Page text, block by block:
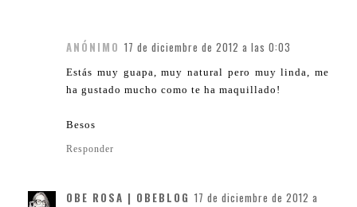
ANÓNIMO 17 de diciembre de 2012 a las 0:03
Estás muy guapa, muy natural pero muy linda, me
ha gustado mucho como te ha maquillado!
Besos
Responder
OBE ROSA | OBEBLOG 17 de diciembre de 2012 a